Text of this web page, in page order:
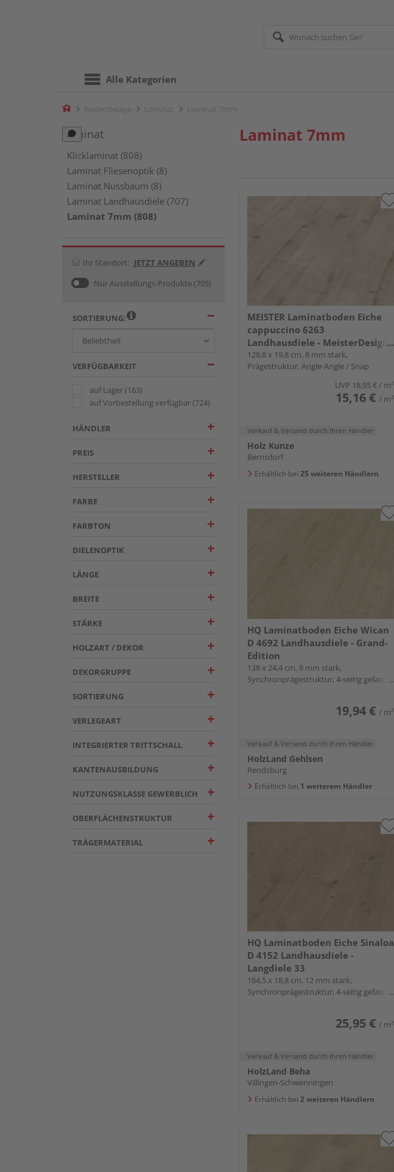
Alle Kategorien
Home
Laminat
Klicklaminat (808)
Laminat Fliesenoptik (8)
Laminat Nussbaum (8)
Laminat Landhausdiele (707)
Laminat 7mm (808)
Ihr Standort: JETZT ANGEBEN
Nur Ausstellungs-Produkte (705)
SORTIERUNG:
VERFÜGBARKEIT
auf Lager(163)
auf Vorbestellung verfügbar(724)
HÄNDLER
PREIS
HERSTELLER
FARBE
FARBTON
DIELENOPTIK
LÄNGE
BREITE
STÄRKE
HOLZART / DEKOR
DEKORGRUPPE
SORTIERUNG
VERLEGEART
INTEGRIERTER TRITTSCHALL
KANTENAUSBILDUNG
NUTZUNGSKLASSE GEWERBLICH
OBERFLÄCHENSTRUKTUR
TRÄGERMATERIAL
Laminat 7mm
MEISTER Laminatboden Eiche
cappuccino 6263
Landhausdiele - MeisterDesign.
laminate LC 150
128,8 x 19,8 cm, 8 mm stark,
Prägestruktur, Angle-Angle / Snap
UVP 18,95 €/ m²
15,16 € / m²
Verkauf & Versand durch Ihren Händler
Holz Kunze
Bernsdorf
Erhältlich bei 25 weiteren Händlern
HQ Laminatboden Eiche Wican
D 4692 Landhausdiele - Grand-
Edition
138 x 24,4 cm, 8 mm stark,
Synchronprägestruktur, 4-seitig gefast,
19,94 € / m²
Verkauf & Versand durch Ihren Händler
HolzLand Gehlsen
Rendsburg
Erhältlich bei 1 weiterem Händler
HQ Laminatboden Eiche Sinaloa
D 4152 Landhausdiele -
Langdiele 33
184,5 x 18,8 cm, 12 mm stark,
Synchronprägestruktur, 4-seitig gefast,
25,95 € / m²
Verkauf & Versand durch Ihren Händler
HolzLand Beha
Villingen-Schwenningen
Erhältlich bei 2 weiteren Händlern